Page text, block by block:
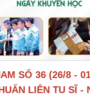
SỐ 36 (26/8 -
LIÊN TU SĨ -